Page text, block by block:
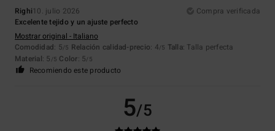
Righi10. julio 2026
Compra verificada
Excelente tejido y un ajuste perfecto
Mostrar original - Italiano
Comodidad: 5/5 Relación calidad-precio: 4/5 Talla: Talla perfecta
Material: 5 /5 Color: 5/5
Recomiendo este producto
5/5